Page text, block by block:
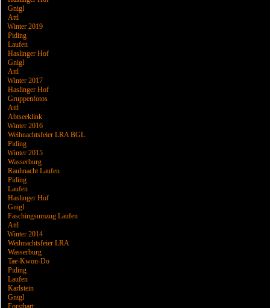
Gnigl
Attl
Winter 2019
Piding
Laufen
Haslinger Hof
Gnigl
Attl
Winter 2017
Haslinger Hof
Gruppenfotos
Attl
Abtseeklink
Winter 2016
Weihnachtsfeier LRA BGL
Piding
Winter 2015
Wasserburg
Rauhnacht Laufen
Piding
Laufen
Haslinger Hof
Gnigl
Faschingsumzug Laufen
Attl
Winter 2014
Weihnachtsfeier LRA
Wasserburg
Tae-Kwon-Do
Piding
Laufen
Karlstein
Gnigl
Forsthart